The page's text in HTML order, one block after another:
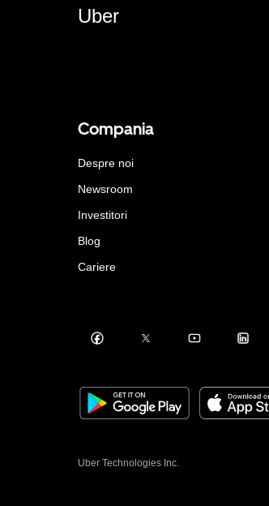
Uber
Compania
Despre noi
Newsroom
Investitori
Blog
Cariere
Uber Technologies Inc.